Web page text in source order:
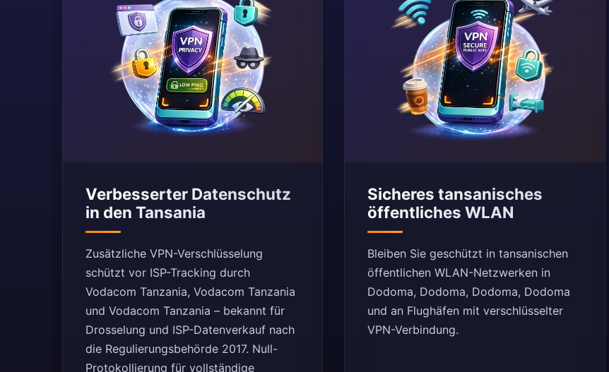
Verbesserter Datenschutz
in den Tansania
Zusätzliche VPN-Verschlüsselung
schützt vor ISP-Tracking durch
Vodacom Tanzania, Vodacom Tanzania
und Vodacom Tanzania – bekannt für
Drosselung und ISP-Datenverkauf nach
die Regulierungsbehörde 2017. Null-
Protokollierung für vollständige
Sicheres tansanisches
öffentliches WLAN
Bleiben Sie geschützt in tansanischen
öffentlichen WLAN-Netzwerken in
Dodoma, Dodoma, Dodoma, Dodoma
und an Flughäfen mit verschlüsselter
VPN-Verbindung.